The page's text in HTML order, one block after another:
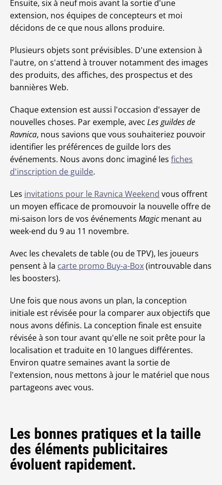
Ensuite, six à neuf mois avant la sortie d'une
extension, nos équipes de concepteurs et moi
décidons de ce que nous allons produire.
Plusieurs objets sont prévisibles. D'une extension à
l'autre, on s'attend à trouver notamment des images
des produits, des affiches, des prospectus et des
bannières Web.
Chaque extension est aussi l'occasion d'essayer de
nouvelles choses. Par exemple, avec Les guildes de
Ravnica, nous savions que vous souhaiteriez pouvoir
identifier les préférences de guilde lors des
événements. Nous avons donc imaginé les fiches
d'inscription de guilde.
Les invitations pour le Ravnica Weekend vous offrent
un moyen efficace de promouvoir la nouvelle offre de
mi-saison lors de vos événements Magicmenant au
week-end du 9 au 11 novembre.
Avec les chevalets de table (ou de TPV), les joueurs
pensent à la carte promo Buy-a-Box(introuvable dans
les boosters).
Une fois que nous avons un plan, la conception
initiale est révisée pour la comparer aux objectifs que
nous avons définis. La conception finale est ensuite
révisée à son tour avant qu'elle ne soit prête pour la
localisation et traduite en 10 langues différentes.
Environ quatre semaines avant la sortie de
l'extension, nous mettons à jour le matériel que nous
partageons avec vous.
Les bonnes pratiques et la taille
des éléments publicitaires
évoluent rapidement.